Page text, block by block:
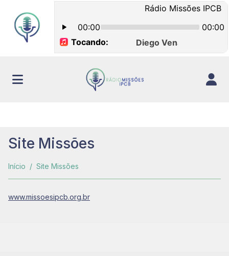
Site Missões
Início Site Missões
www.missoesipcb.org.br